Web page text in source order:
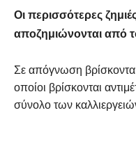
Οι περισσότερες
αποζημιώνονται από
Σε απόγνωση
οποίοι βρίσκονται
σύνολο των